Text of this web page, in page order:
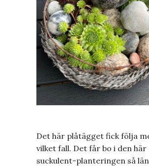
Det här plåtägget fick följa
vilket fall. Det får bo i den här
suckulent-planteringen så